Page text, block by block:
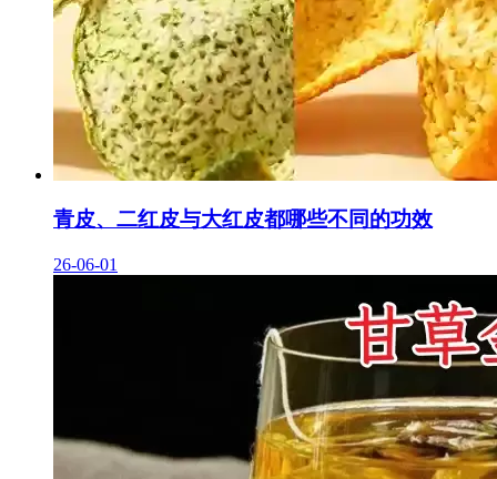
青皮、二红皮与大红皮都哪些不同的功效
26-06-01